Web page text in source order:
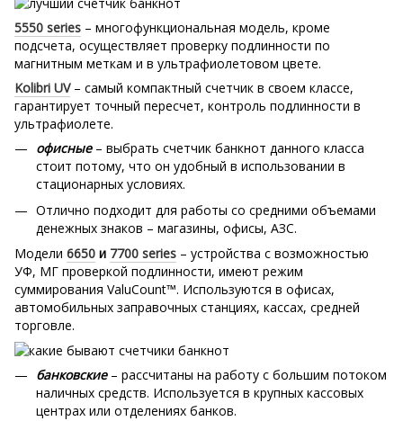
5550 series – многофункциональная модель, кроме
подсчета, осуществляет проверку подлинности по
магнитным меткам и в ультрафиолетовом цвете.
Kolibri UV– самый компактный счетчик в своем классе,
гарантирует точный пересчет, контроль подлинности в
ультрафиолете.
офисные – выбрать счетчик банкнот данного класса
стоит потому, что он удобный в использовании в
стационарных условиях.
Отлично подходит для работы со средними объемами
денежных знаков – магазины, офисы, АЗС.
Модели 6650 и 7700 series – устройства с возможностью
УФ, МГ проверкой подлинности, имеют режим
суммирования ValuCount™. Используются в офисах,
автомобильных заправочных станциях, кассах, средней
торговле.
банковские– рассчитаны на работу с большим потоком
наличных средств. Используется в крупных кассовых
центрах или отделениях банков.